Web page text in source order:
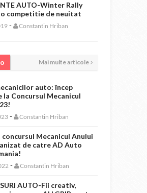
AUTO-Winter Rally
o competitie de neuitat
- Constantin Hriban
Mai multe articole
auto: încep
la Concursul Mecanicul
- Constantin Hriban
Mecanicul Anului
de catre AD Auto
- Constantin Hriban
AUTO-Fii creativ,